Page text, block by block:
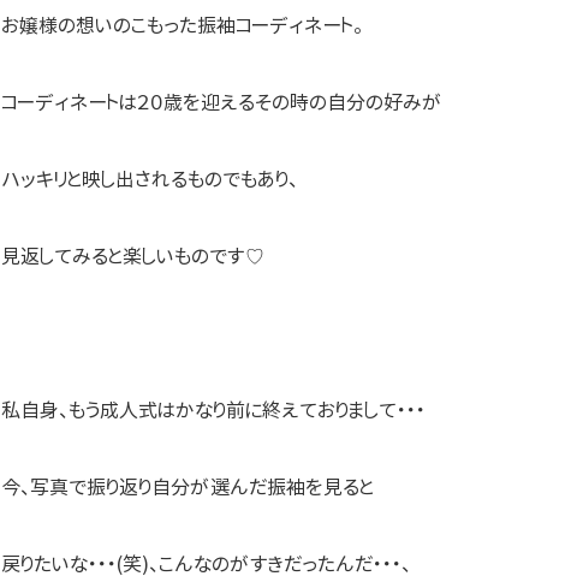
お嬢様の想いのこもった振袖コーディネート。
コーディネートは２０歳を迎えるその時の自分の好みが
ハッキリと映し出されるものでもあり、
見返してみると楽しいものです♡
私自身、もう成人式はかなり前に終えておりまして・・・
今、写真で振り返り自分が選んだ振袖を見ると
戻りたいな・・・(笑)、こんなのがすきだったんだ・・・、